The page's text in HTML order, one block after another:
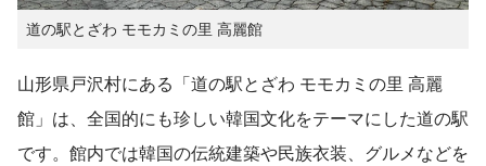
道の駅とざわ モモカミの里 高麗館
山形県戸沢村にある「道の駅とざわ モモカミの里 高麗
館」は、全国的にも珍しい韓国文化をテーマにした道の駅
です。館内では韓国の伝統建築や民族衣装、グルメなどを